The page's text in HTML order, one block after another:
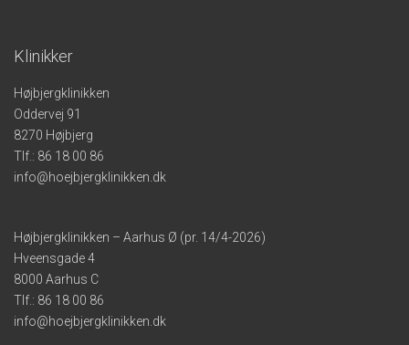
Klinikker
Højbjergklinikken
Oddervej 91
8270 Højbjerg
Tlf.: 86 18 00 86
info@hoejbjergklinikken.dk
Højbjergklinikken – Aarhus Ø (pr. 14/4-2026)
Hveensgade 4
8000 Aarhus C
Tlf.: 86 18 00 86
info@hoejbjergklinikken.dk